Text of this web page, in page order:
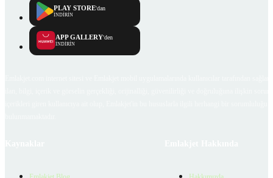
PLAY STORE'dan
İNDİRİN
APP GALLERY'den
İNDİRİN